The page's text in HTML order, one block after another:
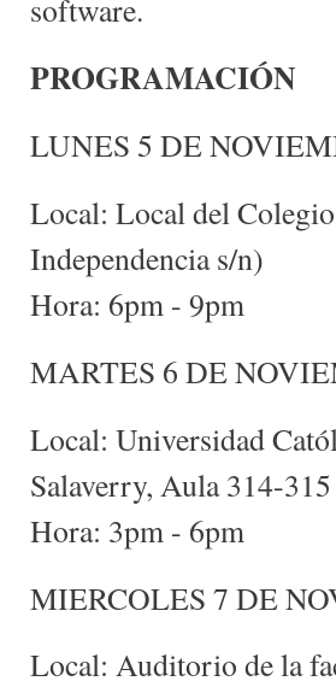
software.
PROGRAMACIÓN
LUNES 5 DE
Local: Local del
Independencia s/n)
Hora: 6pm - 9pm
MARTES 6 DE
Local: Universidad
Salaverry, Aula 314-315
Hora: 3pm - 6pm
MIERCOLES 7 DE
Local: Auditorio de la